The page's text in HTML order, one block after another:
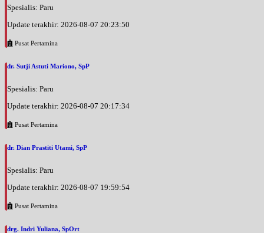
Spesialis: Paru
Update terakhir: 2026-08-07 20:23:50
Pusat Pertamina
dr. Sutji Astuti Mariono, SpP
Spesialis: Paru
Update terakhir: 2026-08-07 20:17:34
Pusat Pertamina
dr. Dian Prastiti Utami, SpP
Spesialis: Paru
Update terakhir: 2026-08-07 19:59:54
Pusat Pertamina
drg. Indri Yuliana, SpOrt